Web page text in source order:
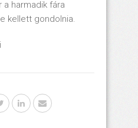
a harmadik fára
kellett gondolnia.